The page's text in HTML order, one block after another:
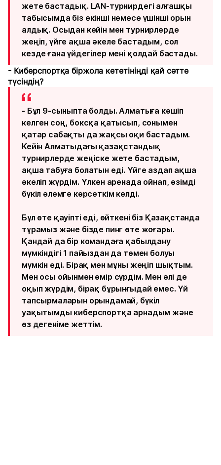
жете бастадық. LAN-турнирдегі алғашқы
табысымда біз екінші немесе үшінші орын
алдық. Осыдан кейін мен турнирлерде
жеңіп, үйге ақша әкеле бастадым, сол
кезде ғана үйдегілер мені қолдай бастады.
- Киберспортқа біржола кететініңді қай сәтте
түсіндің?
- Бұл 9-сыныпта болды. Алматыға көшіп
келген соң, боксқа қатысып, сонымен
қатар сабақты да жақсы оқи бастадым.
Кейін Алматыдағы қазақстандық
турнирлерде жеңіске жете бастадым,
ақша табуға болатын еді. Үйге аздап ақша
әкеліп жүрдім. Үлкен аренада ойнап, өзімді
бүкіл әлемге көрсеткім келді.
Бұл өте қауіпті еді, өйткені біз Қазақстанда
тұрамыз және бізде пинг өте жоғары.
Қандай да бір командаға қабылдану
мүмкіндігі 1 пайыздан да төмен болуы
мүмкін еді. Бірақ мен мұны жеңіп шықтым.
Мен осы ойынмен өмір сүрдім. Мен әлі де
оқып жүрдім, бірақ бұрынғыдай емес. Үй
тапсырмаларын орындамай, бүкіл
уақытымды киберспортқа арнадым және
өз дегеніме жеттім.